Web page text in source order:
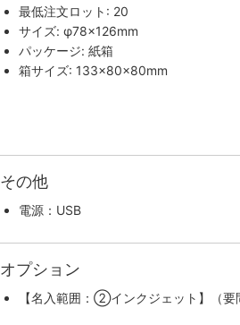
最低注文ロット: 20
サイズ: φ78×126mm
パッケージ: 紙箱
箱サイズ: 133×80×80mm
その他
電源：USB
オプション
【名入範囲：②インクジェット】（要